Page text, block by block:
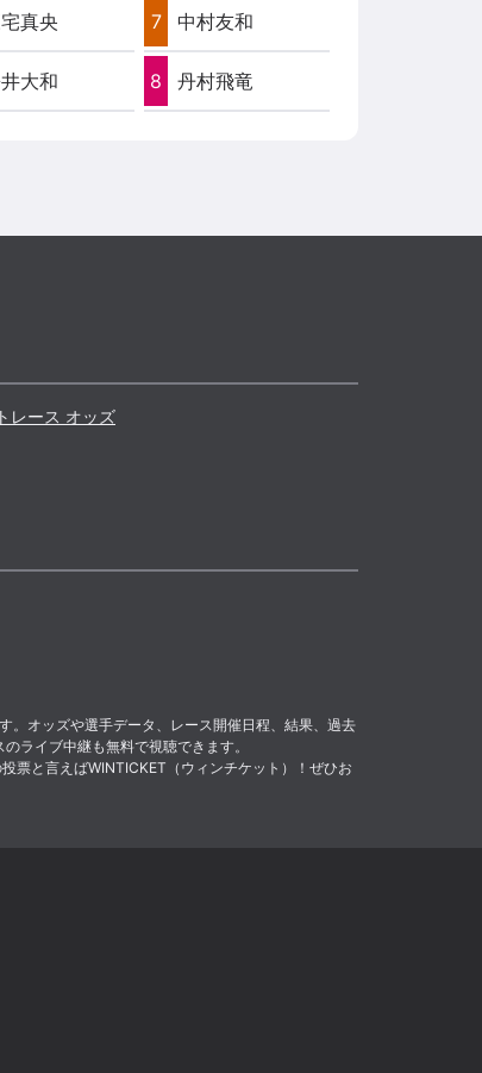
真央
大和
7 中村友和
8 丹村飛竜
レース オッズ
。オッズや選手データ、レース開催日程、結果、過去
ライブ中継も無料で視聴できます。
票と言えばWINTICKET（ウィンチケット）！ぜひお